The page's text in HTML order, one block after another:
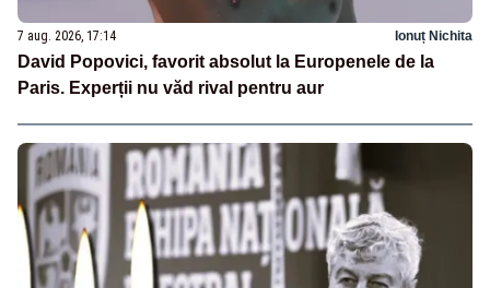
7 aug. 2026, 17:14 Ionuț Nichita
David Popovici, favorit absolut la Europenele de la
Paris. Experții nu văd rival pentru aur